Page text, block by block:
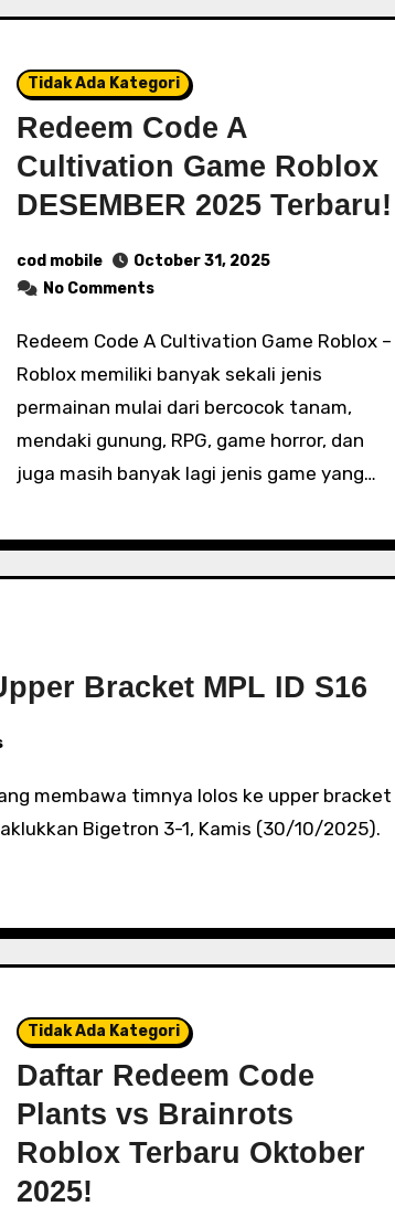
Tidak Ada Kategori
Redeem Code A
Cultivation Game Roblox
DESEMBER 2025 Terbaru!
cod mobile
October 31, 2025
No Comments
Redeem Code A Cultivation Game Roblox –
Roblox memiliki banyak sekali jenis
permainan mulai dari bercocok tanam,
mendaki gunung, RPG, game horror, dan
juga masih banyak lagi jenis game yang…
Bracket MPL ID S16
Bigetron 3-1, Kamis (30/10/2025).
Tidak Ada Kategori
Daftar Redeem Code
Plants vs Brainrots
Roblox Terbaru Oktober
2025!